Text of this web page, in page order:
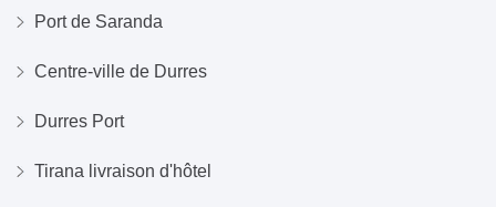
Port de Saranda
Centre-ville de Durres
Durres Port
Tirana livraison d'hôtel